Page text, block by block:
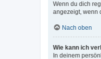
Wenn du dich
angezeigt, wenn
Nach oben
Wie kann ich
In deinem